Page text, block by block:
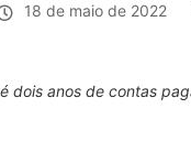
18 de maio de 2022
dois anos de contas